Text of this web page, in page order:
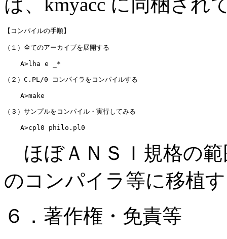
【コンパイルの手順】
（１）全てのアーカイブを展開する
    A>lha e _*
（２）C.PL/0 コンパイラをコンパイルする
    A>make
（３）サンプルをコンパイル・実行してみる
    A>cpl0 philo.pl0
ほぼＡＮＳＩ規格の
のコンパイラ等に移植
６．著作権・免責等